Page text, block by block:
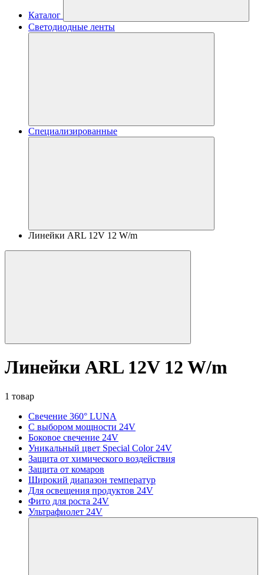
Каталог
Светодиодные ленты
Специализированные
Линейки ARL 12V 12 W/m
Линейки ARL 12V 12 W/m
1 товар
Свечение 360° LUNA
С выбором мощности 24V
Боковое свечение 24V
Уникальный цвет Special Color 24V
Защита от химического воздействия
Защита от комаров
Широкий диапазон температур
Для освещения продуктов 24V
Фито для роста 24V
Ультрафиолет 24V